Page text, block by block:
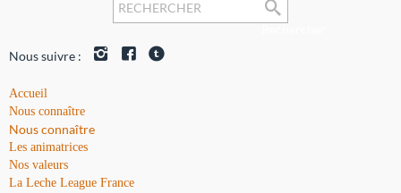
Nous suivre :
Accueil
Nous connaître
Nous connaître
Les animatrices
Nos valeurs
La Leche League France